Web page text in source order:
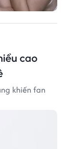
cao
khiến fan